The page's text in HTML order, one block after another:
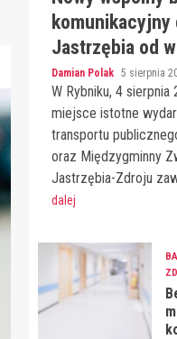
komunikacyjny
Jastrzębia od
Damian Polak 5 sierpnia
W Rybniku, 4 sierpnia
miejsce istotne
transportu
oraz Międzygminny
Jastrzębia-Zdroju
dalej